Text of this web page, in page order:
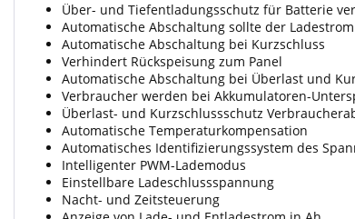
Über- und Tiefentladungsschutz für Batterie
Automatische Abschaltung sollte der
Automatische Abschaltung bei Kurzschluss
Verhindert Rückspeisung zum Panel
Automatische Abschaltung bei Überlast und
Verbraucher werden bei Akkumulatoren-
Überlast- und Kurzschlussschutz
Automatische Temperaturkompensation
Automatisches Identifizierungssystem des
Intelligenter PWM-Lademodus
Einstellbare Ladeschlussspannung
Nacht- und Zeitsteuerung